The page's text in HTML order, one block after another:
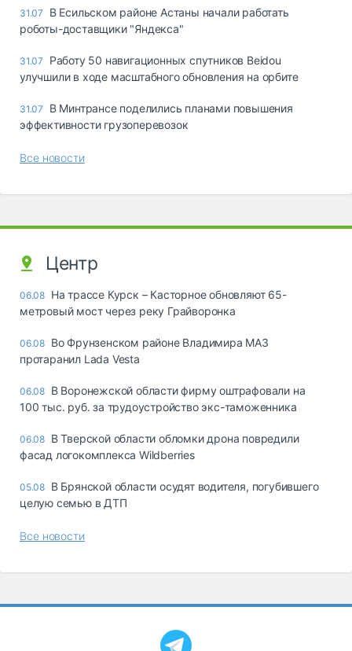
31.07
В Есильском районе Астаны начали работать
роботы-доставщики "Яндекса"
31.07
Работу 50 навигационных спутников Beidou
улучшили в ходе масштабного обновления на орбите
31.07
В Минтрансе поделились планами повышения
эффективности грузоперевозок
Все новости
Центр
06.08 На трассе Курск – Касторное обновляют 65-
метровый мост через реку Грайворонка
06.08 Во Фрунзенском районе Владимира МАЗ
протаранил Lada Vesta
06.08 В Воронежской области фирму оштрафовали на
100 тыс. руб. за трудоустройство экс-таможенника
06.08 В Тверской области обломки дрона повредили
фасад логокомплекса Wildberries
05.08 В Брянской области осудят водителя, погубившего
целую семью в ДТП
Все новости